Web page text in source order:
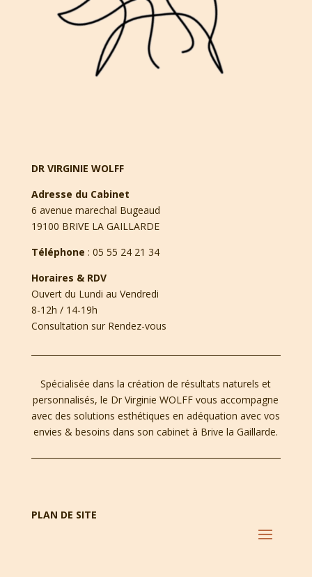
DR VIRGINIE WOLFF
Adresse du Cabinet
6 avenue marechal Bugeaud
19100 BRIVE LA GAILLARDE
Téléphone : 05 55 24 21 34
Horaires & RDV
Ouvert du Lundi au Vendredi
8-12h / 14-19h
Consultation sur Rendez-vous
Spécialisée dans la création de résultats naturels et
personnalisés, le Dr Virginie WOLFF vous accompagne
avec des solutions esthétiques en adéquation avec vos
envies & besoins dans son cabinet à Brive la Gaillarde.
PLAN DE SITE